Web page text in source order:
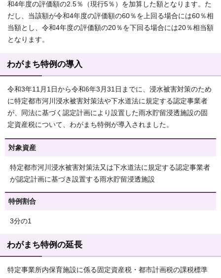
和4年度の評価額の2.5％（現行5％）を加算した額となります。た
だし、当該額が令和4年度の評価額の60％を上回る場合には60％相
当額とし、令和4年度の評価額の20％を下回る場合には20％相当額
となります。
わがまち特例の導入
令和3年11月1日から令和6年3月31日までに、浸水被害対策のため
に特定都市河川浸水被害対策法や下水道法に規定する認定事業者
が、同法に基づく認定計画により設置した雨水貯留浸透施設の固
定資産税について、わがまち特例が導入されました。
対象資産
特定都市河川浸水被害対策法又は下水道法に規定する認定事業者
が認定計画に基づき設置する雨水貯留浸透施設
特例割合
3分の1
わがまち特例の延長
特定事業所内保育施設に係る固定資産税・都市計画税の課税標準